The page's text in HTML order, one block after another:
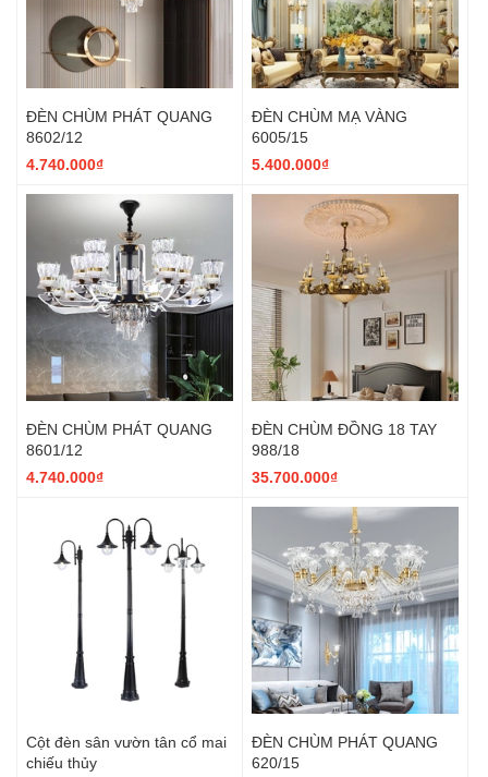
ĐÈN CHÙM PHÁT QUANG
8602/12
4.740.000₫
ĐÈN CHÙM MẠ VÀNG
6005/15
5.400.000₫
ĐÈN CHÙM PHÁT QUANG
8601/12
4.740.000₫
ĐÈN CHÙM ĐỒNG 18 TAY
988/18
35.700.000₫
Cột đèn sân vườn tân cổ mai
chiếu thủy
ĐÈN CHÙM PHÁT QUANG
620/15